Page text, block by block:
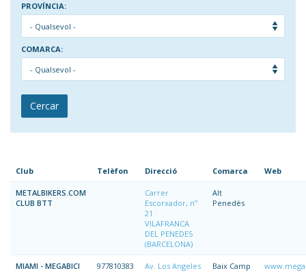
PROVÍNCIA:
COMARCA:
Cercar
Club Telèfon Direcció Comarca Web
METALBIKERS.COM
CLUB BTT
Carrer
Escorxador, nº
21
VILAFRANCA
DEL PENEDES
(BARCELONA)
Alt
Penedès
MIAMI - MEGABICI
977810383
Av. Los Angeles
Baix Camp